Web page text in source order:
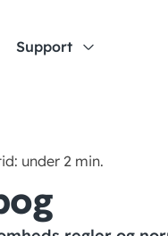
Support
under 2 min.